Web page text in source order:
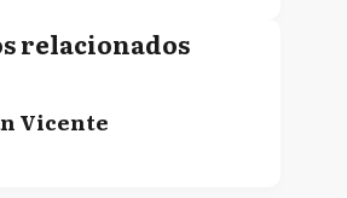
relacionados
Vicente